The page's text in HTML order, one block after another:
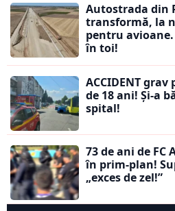
Autostrada din
transformă, la
pentru
în toi!
ACCIDENT
de 18 ani! Și-a
spital!
73 de ani de FC
în prim-plan!
„exces de zel!”